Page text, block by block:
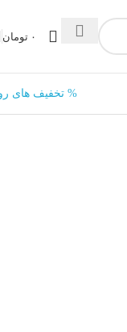
۰ تومان
% تخفیف های